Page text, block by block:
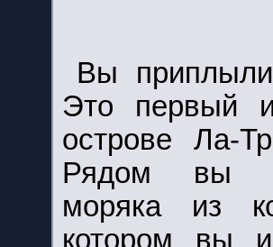
Вы
Это первый
острове Ла-
Рядом вы
моряка из
котором вы